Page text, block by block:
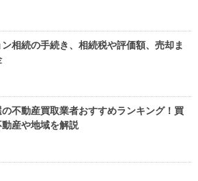
相続の手続き、相続税や評価額、売却ま
の不動産買取業者おすすめランキング！買
動産や地域を解説